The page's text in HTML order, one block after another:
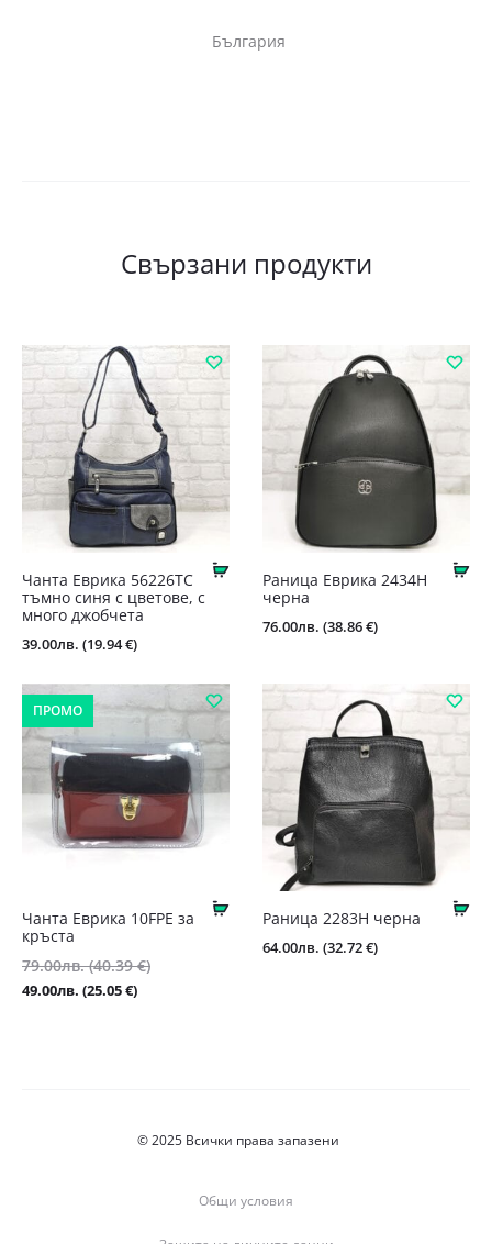
България
Свързани продукти
Купи
Чанта Еврика 56226ТС
тъмно синя с цветове, с
много джобчета
39.00лв. (19.94 €)
Раница Еврика 2434Н
черна
76.00лв. (38.86 €)
ПРОМО
Купи
Чанта Еврика 10FPE за
кръста
79.00лв. (40.39 €)Original
49.00лв. (25.05 €)Текущата
Раница 2283Н черна
64.00лв. (32.72 €)
© 2025 Всички права запазени
Общи условия